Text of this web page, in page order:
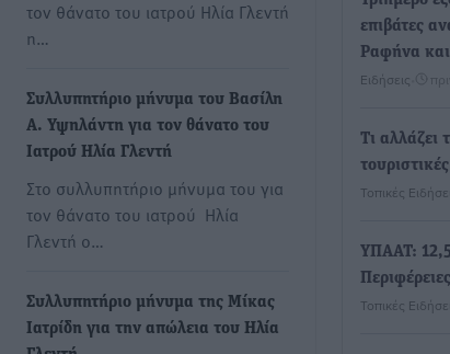
τον θάνατο του ιατρού Ηλία Γλεντή
η…
Συλλυπητήριο μήνυμα του Βασίλη
Α. Υψηλάντη για τον θάνατο του
Ιατρού Ηλία Γλεντή
Στο συλλυπητήριο μήνυμα του για
τον θάνατο του ιατρού Ηλία
Γλεντή ο…
Συλλυπητήριο μήνυμα της Μίκας
Ιατρίδη για την απώλεια του Ηλία
επιβάτες
Ραφήνα
Ειδήσεις
Τι αλλάζει
Τοπικές
ΥΠΑΑΤ:
Τοπικές